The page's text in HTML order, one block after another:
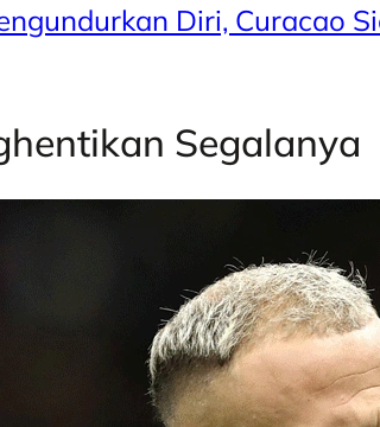
Diri, Curacao
Segalanya